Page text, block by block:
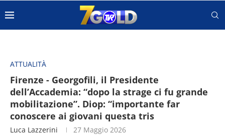
ATTUALITÀ
Firenze - Georgofili, il Presidente
dell’Accademia: “dopo la strage ci fu grande
mobilitazione”. Diop: “importante far
conoscere ai giovani questa tris
Luca Lazzerini 27 Maggio 2026